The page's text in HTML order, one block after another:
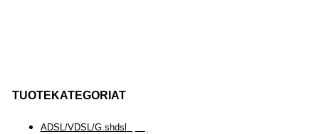
TUOTEKATEGORIAT
ADSL/VDSL/G.shdsl